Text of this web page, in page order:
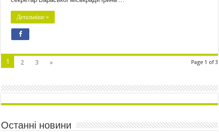
Детальніше »
Page 1 of 3
1 2 3 »
Останні новини